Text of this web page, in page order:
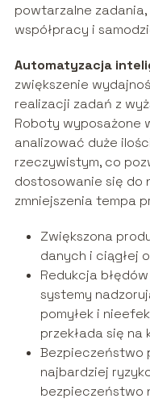
powtarzalne
współpracy i
Automatyzacja
zwiększenie
realizacji zadań z
Roboty wyposażone
analizować duże
rzeczywistym, co
dostosowanie się do
zmniejszenia tempa
Zwiększona
danych i ciągłej
Redukcja
systemy
pomyłek i
przekłada się na
Bezpieczeństwo
najbardziej
bezpieczeństwo